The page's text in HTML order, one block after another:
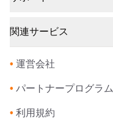
関連サービス
• 運営会社
• パートナープログラム
• 利用規約